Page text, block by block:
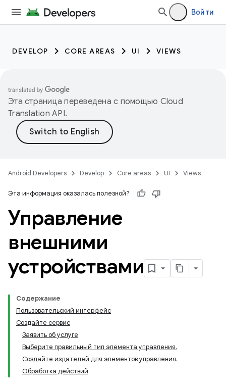
Войти
DEVELOP CORE AREAS UI VIEWS
Эта страница переведена с помощью Cloud
Translation API.
Android Developers Develop Core areas UI Views
Эта информация оказалась полезной?
Управление
внешними
устройствами
Содержание
Пользовательский интерфейс
Создайте сервис
Заявить об услуге
Выберите правильный тип элемента управления.
Создайте издателей для элементов управления.
Обработка действий